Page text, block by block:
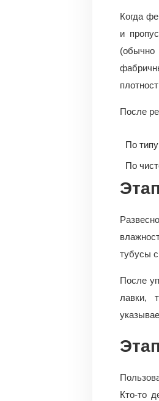
Когда
и
После
По
По
тубусы
После
лавки,
Кто-то